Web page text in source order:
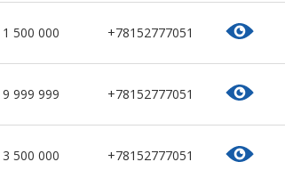
1 500 000 +78152777051
9 999 999 +78152777051
3 500 000 +78152777051